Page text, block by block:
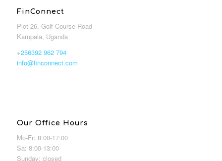
FinConnect
Plot 26, Golf Course Road
Kampala, Uganda
+256392 962 794
info@finconnect.com
Our Office Hours
Mo-Fr: 8:00-17:00
Sa: 8:00-13:00
Sunday: closed